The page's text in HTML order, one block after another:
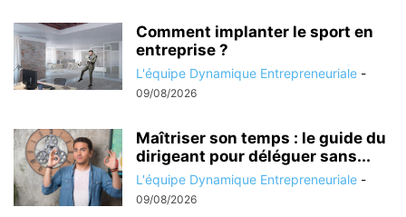
Comment implanter le sport en
entreprise ?
L'équipe Dynamique Entrepreneuriale -
09/08/2026
Maîtriser son temps : le guide du
dirigeant pour déléguer sans...
L'équipe Dynamique Entrepreneuriale -
09/08/2026